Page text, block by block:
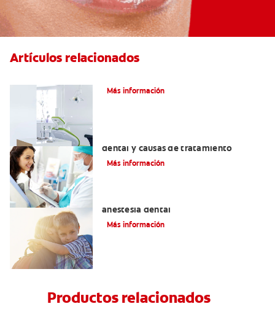
Artículos relacionados
Más información
dental y causas de tratamiento
Más información
anestesia dental
Más información
Productos relacionados